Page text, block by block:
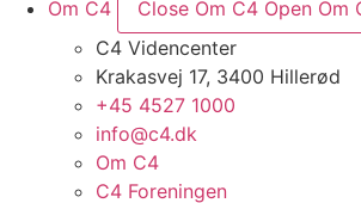
Om C4
Close Om C4 Open Om
C4 Videncenter
Krakasvej 17, 3400 Hillerød
+45 4527 1000
info@c4.dk
Om C4
C4 Foreningen